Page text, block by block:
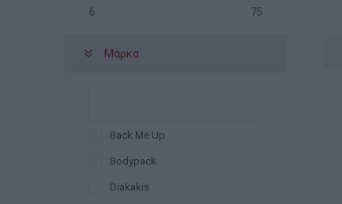
6 75
Μάρκα
Back Me Up
Bodypack
Diakakis